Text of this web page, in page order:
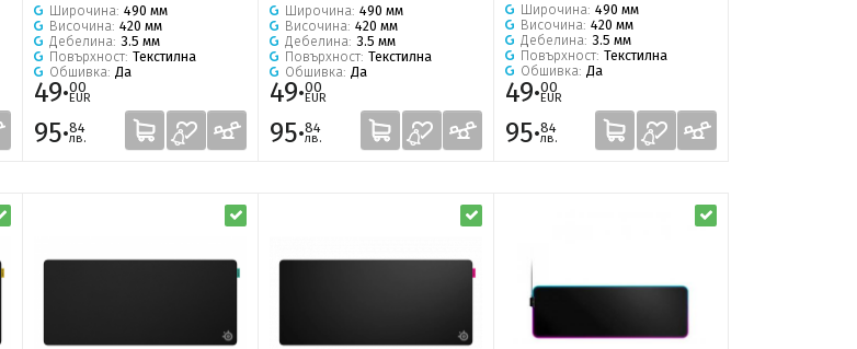
Широчина: 490 мм
Височина: 420 мм
Дебелина: 3.5 мм
Повърхност: Текстилна
Обшивка: Да
49·00
EUR
95·84
лв.
Широчина: 490 мм
Височина: 420 мм
Дебелина: 3.5 мм
Повърхност: Текстилна
Обшивка: Да
49·00
EUR
95·84
лв.
Широчина: 490 мм
Височина: 420 мм
Дебелина: 3.5 мм
Повърхност: Текстилна
Обшивка: Да
49·00
EUR
95·84
лв.